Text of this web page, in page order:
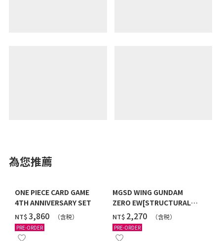
為您推薦
ONE PIECE CARD GAME
4TH ANNIVERSARY SET
NT$‌3,860 （含税）
PRE-ORDER
MGSD WING GUNDAM
ZERO EW[STRUCTURAL
COATING/BLACK] [2026年
12月發送]
NT$ ‌2,270 （含税）
PRE-ORDER